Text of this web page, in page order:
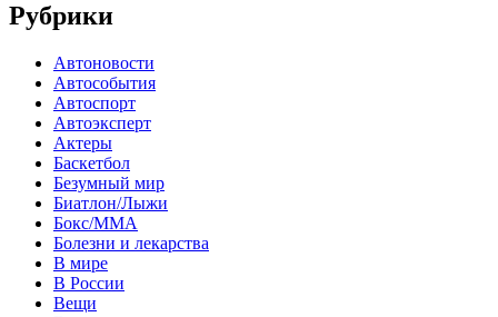
Рубрики
Автоновости
Автособытия
Автоспорт
Автоэксперт
Актеры
Баскетбол
Безумный мир
Биатлон/Лыжи
Бокс/MMA
Болезни и лекарства
В мире
В России
Вещи